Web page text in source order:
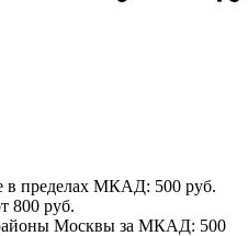
в пределах МКАД: 500 руб.
800 руб.
Москвы за МКАД: 500